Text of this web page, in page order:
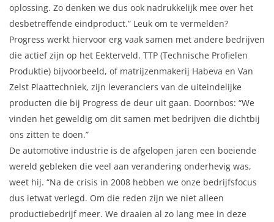
oplossing. Zo denken we dus ook nadrukkelijk mee over het
desbetreffende eindproduct.” Leuk om te vermelden?
Progress werkt hiervoor erg vaak samen met andere bedrijven
die actief zijn op het Eekterveld. TTP (Technische Profielen
Produktie) bijvoorbeeld, of matrijzenmakerij Habeva en Van
Zelst Plaattechniek, zijn leveranciers van de uiteindelijke
producten die bij Progress de deur uit gaan. Doornbos: “We
vinden het geweldig om dit samen met bedrijven die dichtbij
ons zitten te doen.”
De automotive industrie is de afgelopen jaren een boeiende
wereld gebleken die veel aan verandering onderhevig was,
weet hij. “Na de crisis in 2008 hebben we onze bedrijfsfocus
dus ietwat verlegd. Om die reden zijn we niet alleen
productiebedrijf meer. We draaien al zo lang mee in deze